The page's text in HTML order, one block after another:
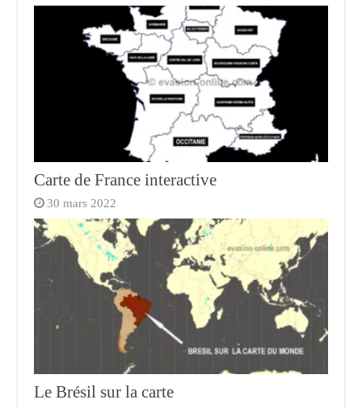
Carte de France interactive
30 mars 2022
Le Brésil sur la carte